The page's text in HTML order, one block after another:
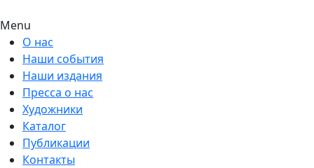
Menu
О нас
Наши события
Наши издания
Пресса о нас
Художники
Каталог
Публикации
Контакты